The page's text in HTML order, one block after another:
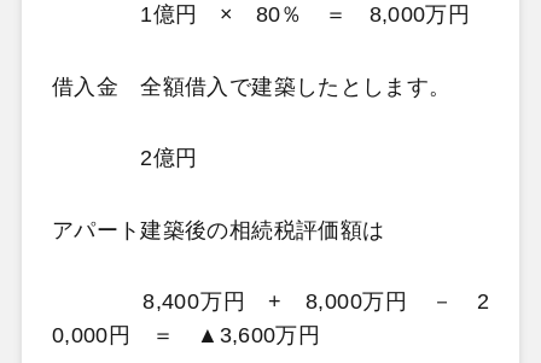
1億円 × 80％ ＝ 8,000万円
借入金 全額借入で建築したとします。
2億円
アパート建築後の相続税評価額は
8,400万円 + 8,000万円 － 2
0,000円 ＝ ▲3,600万円